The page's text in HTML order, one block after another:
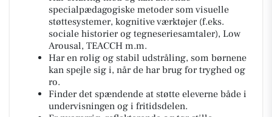
specialpædagogiske metoder som visuelle
støttesystemer, kognitive værktøjer (f.eks.
sociale historier og tegneseriesamtaler), Low
Arousal, TEACCH m.m.
Har en rolig og stabil udstråling, som børnene
kan spejle sig i, når de har brug for tryghed og
ro.
Finder det spændende at støtte eleverne både i
undervisningen og i fritidsdelen.